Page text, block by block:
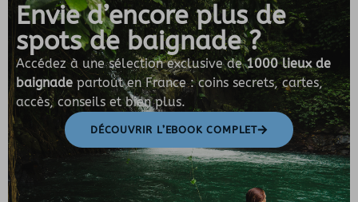
Envie d’encore plus de
spots de baignade ?
Accédez à une sélection exclusive de1000 lieux de
baignade partout en France : coins secrets, cartes,
accès, conseils et bien plus.
DÉCOUVRIR L’EBOOK COMPLET